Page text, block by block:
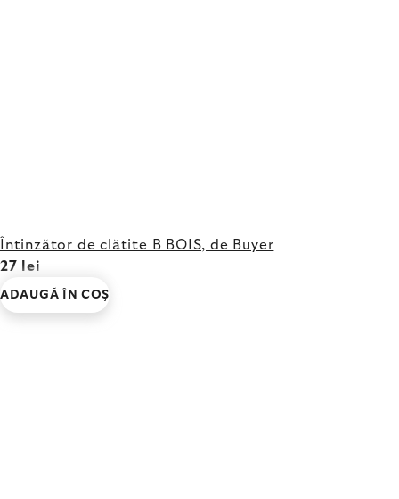
Întinzător de clătite B BOIS, de Buyer
27 lei
ADAUGĂ ÎN COŞ